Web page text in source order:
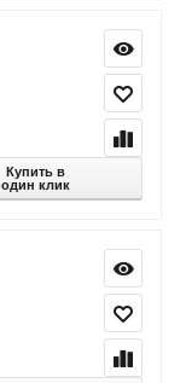
Купить в
один клик